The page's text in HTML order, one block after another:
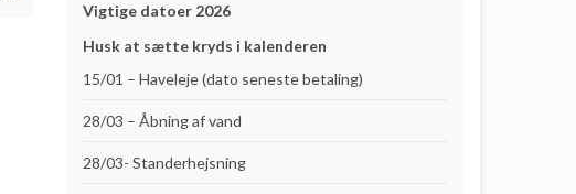
Vigtige datoer 2026
Husk at sætte kryds i kalenderen
15/01 – Haveleje (dato seneste betaling)
28/03 – Åbning af vand
28/03- Standerhejsning